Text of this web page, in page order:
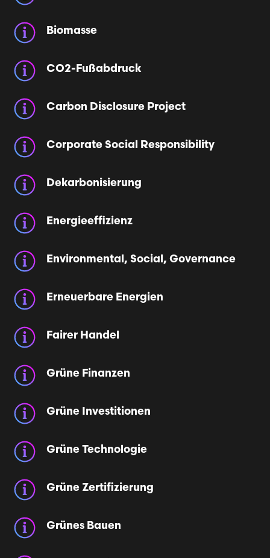
Biomasse
CO2-Fußabdruck
Carbon Disclosure Project
Corporate Social Responsibility
Dekarbonisierung
Energieeffizienz
Environmental, Social, Governance
Erneuerbare Energien
Fairer Handel
Grüne Finanzen
Grüne Investitionen
Grüne Technologie
Grüne Zertifizierung
Grünes Bauen